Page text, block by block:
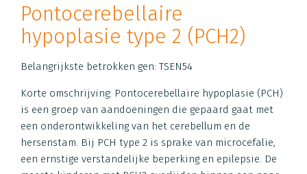
Pontocerebellaire
hypoplasie type 2 (PCH2)
Belangrijkste betrokken gen: TSEN54
Korte omschrijving: Pontocerebellaire hypoplasie (PCH)
is een groep van aandoeningen die gepaard gaat met
een onderontwikkeling van het cerebellum en de
hersenstam. Bij PCH type 2 is sprake van microcefalie,
een ernstige verstandelijke beperking en epilepsie. De